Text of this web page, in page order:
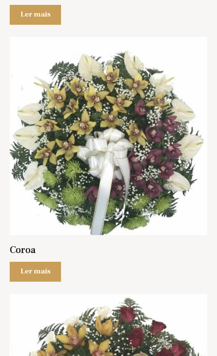
Ler mais
Coroa
Ler mais